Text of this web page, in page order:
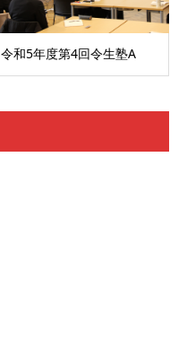
令和5年度第4回令生塾A